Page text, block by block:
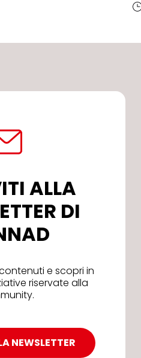
ALLA
DI
e scopri in
riservate alla
NEWSLETTER